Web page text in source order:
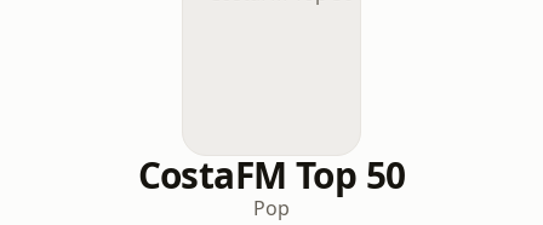
CostaFM Top 50
Pop